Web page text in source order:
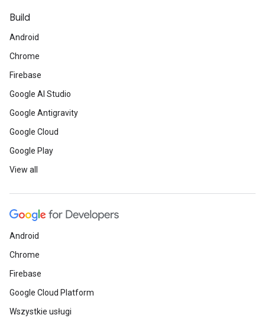
Build
Android
Chrome
Firebase
Google AI Studio
Google Antigravity
Google Cloud
Google Play
View all
Android
Chrome
Firebase
Google Cloud Platform
Wszystkie usługi